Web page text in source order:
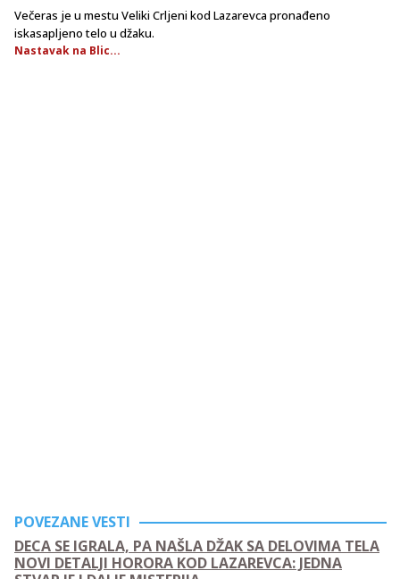
Večeras je u mestu Veliki Crljeni kod Lazarevca pronađeno
iskasapljeno telo u džaku.
Nastavak na Blic...
POVEZANE VESTI
DECA SE IGRALA, PA NAŠLA DŽAK SA DELOVIMA TELA
NOVI DETALJI HORORA KOD LAZAREVCA: JEDNA